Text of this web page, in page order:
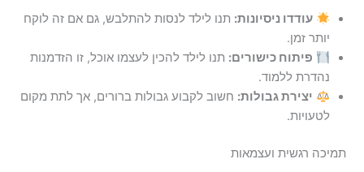
עודדו ניסיונות: תנו לילד לנסות להתלבש, גם אם זה לוקח
יותר זמן.
פיתוח כישורים: תנו לילד להכין לעצמו אוכל, זו הזדמנות
נהדרת ללמוד.
יצירת גבולות: חשוב לקבוע גבולות ברורים, אך לתת מקום
לטעויות.
תמיכה רגשית ועצמאות